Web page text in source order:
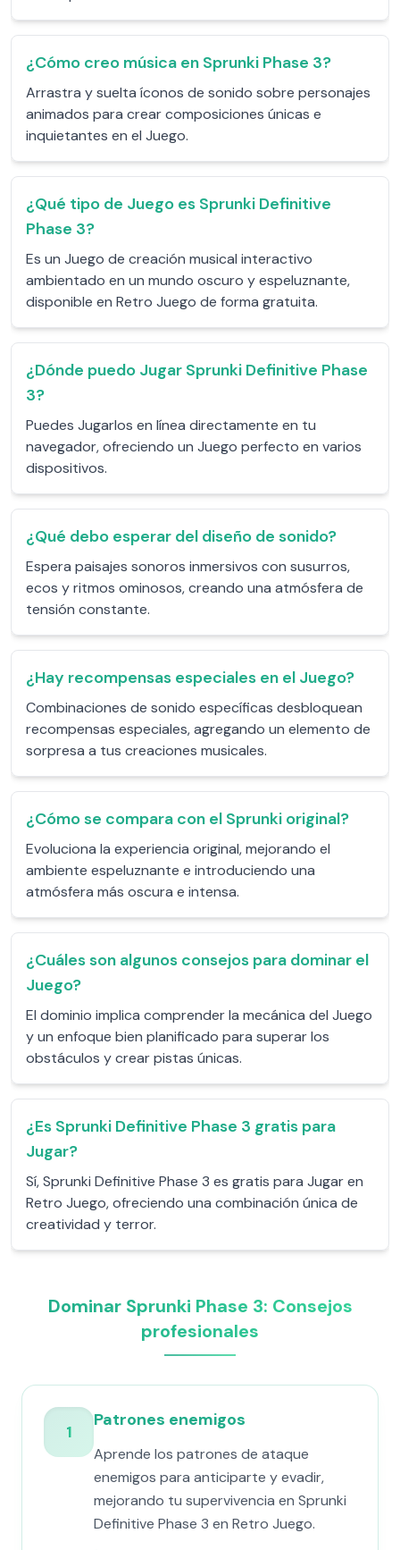
¿Cómo creo música en Sprunki Phase 3?
Arrastra y suelta íconos de sonido sobre personajes
animados para crear composiciones únicas e
inquietantes en el Juego.
¿Qué tipo de Juego es Sprunki Definitive
Phase 3?
Es un Juego de creación musical interactivo
ambientado en un mundo oscuro y espeluznante,
disponible en Retro Juego de forma gratuita.
¿Dónde puedo Jugar Sprunki Definitive Phase
3?
Puedes Jugarlos en línea directamente en tu
navegador, ofreciendo un Juego perfecto en varios
dispositivos.
¿Qué debo esperar del diseño de sonido?
Espera paisajes sonoros inmersivos con susurros,
ecos y ritmos ominosos, creando una atmósfera de
tensión constante.
¿Hay recompensas especiales en el Juego?
Combinaciones de sonido específicas desbloquean
recompensas especiales, agregando un elemento de
sorpresa a tus creaciones musicales.
¿Cómo se compara con el Sprunki original?
Evoluciona la experiencia original, mejorando el
ambiente espeluznante e introduciendo una
atmósfera más oscura e intensa.
¿Cuáles son algunos consejos para dominar el
Juego?
El dominio implica comprender la mecánica del Juego
y un enfoque bien planificado para superar los
obstáculos y crear pistas únicas.
¿Es Sprunki Definitive Phase 3 gratis para
Jugar?
Sí, Sprunki Definitive Phase 3 es gratis para Jugar en
Retro Juego, ofreciendo una combinación única de
creatividad y terror.
Dominar Sprunki Phase 3: Consejos
profesionales
1
Patrones enemigos
Aprende los patrones de ataque
enemigos para anticiparte y evadir,
mejorando tu supervivencia en Sprunki
Definitive Phase 3 en Retro Juego.